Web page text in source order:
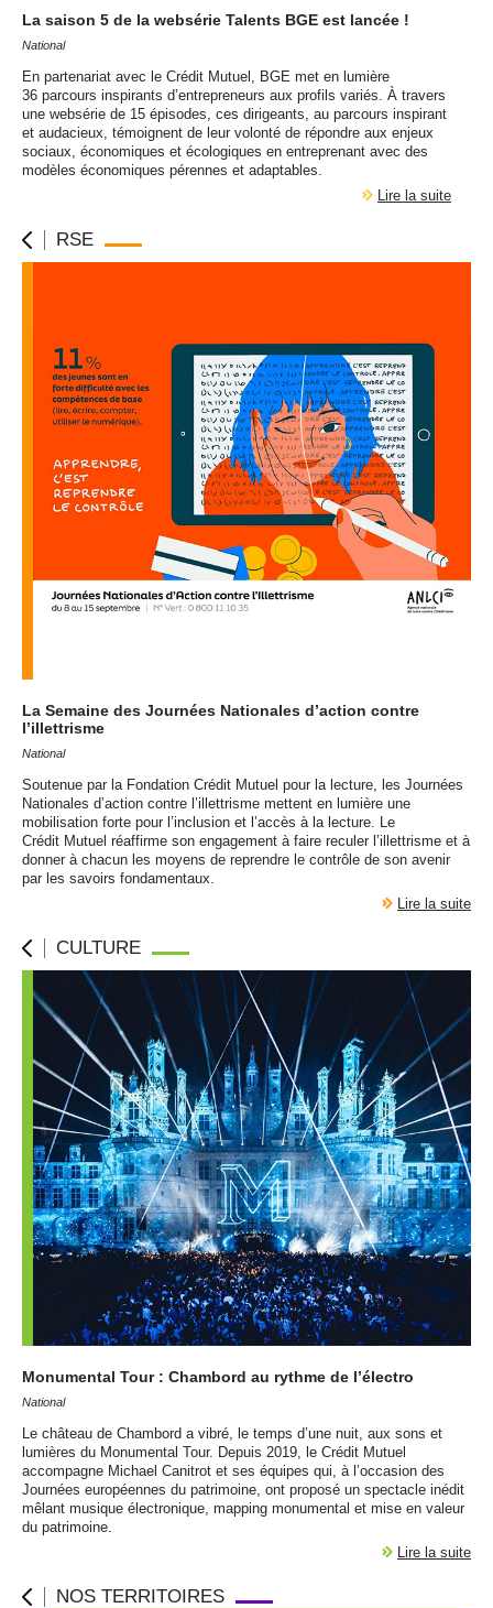
La saison 5 de la websérie Talents BGE est lancée !
National
En partenariat avec le Crédit Mutuel, BGE met en lumière
36 parcours inspirants d’entrepreneurs aux profils variés. À travers
une websérie de 15 épisodes, ces dirigeants, au parcours inspirant
et audacieux, témoignent de leur volonté de répondre aux enjeux
sociaux, économiques et écologiques en entreprenant avec des
modèles économiques pérennes et adaptables.
Lire la suite
RSE
La Semaine des Journées Nationales d’action contre
l’illettrisme
National
Soutenue par la Fondation Crédit Mutuel pour la lecture, les Journées
Nationales d’action contre l’illettrisme mettent en lumière une
mobilisation forte pour l’inclusion et l’accès à la lecture. Le
Crédit Mutuel réaffirme son engagement à faire reculer l’illettrisme et à
donner à chacun les moyens de reprendre le contrôle de son avenir
par les savoirs fondamentaux.
Lire la suite
CULTURE
Monumental Tour : Chambord au rythme de l’électro
National
Le château de Chambord a vibré, le temps d’une nuit, aux sons et
lumières du Monumental Tour. Depuis 2019, le Crédit Mutuel
accompagne Michael Canitrot et ses équipes qui, à l’occasion des
Journées européennes du patrimoine, ont proposé un spectacle inédit
mêlant musique électronique, mapping monumental et mise en valeur
du patrimoine.
Lire la suite
NOS TERRITOIRES